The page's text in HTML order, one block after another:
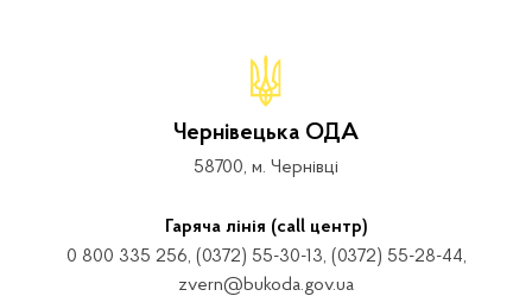
Чернівецька ОДА
58700, м. Чернівці
Гаряча лінія (call центр)
0 800 335 256, (0372) 55-30-13, (0372) 55-28-44,
zvern@bukoda.gov.ua